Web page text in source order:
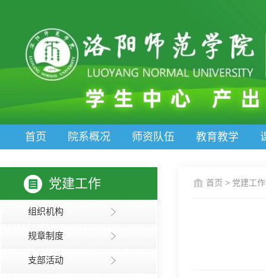
首页 院系概况 师资队伍 教育教学
党建工作
组织机构
规章制度
支部活动
首页 > 党建工作